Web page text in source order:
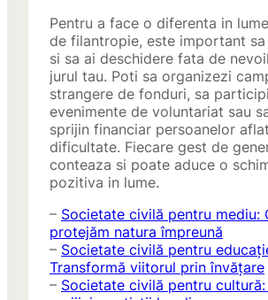
Pentru a face o diferenta in
de filantropie, este important
si sa ai deschidere fata de
jurul tau. Poti sa organizezi
strangere de fonduri, sa
evenimente de voluntariat sau
sprijin financiar persoanelor
dificultate. Fiecare gest de
conteaza si poate aduce o
pozitiva in lume.
– Societate civilă pentru mediu:
protejăm natura împreună
– Societate civilă pentru
Transformă viitorul prin învățare
– Societate civilă pentru cultură: